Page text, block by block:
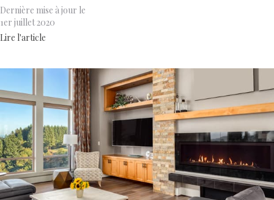
Dernière mise à jour le
1er juillet 2020
Lire l'article